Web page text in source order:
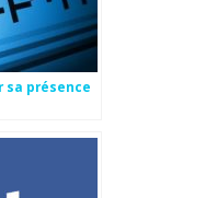
sa présence